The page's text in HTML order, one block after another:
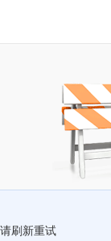
刷新重试